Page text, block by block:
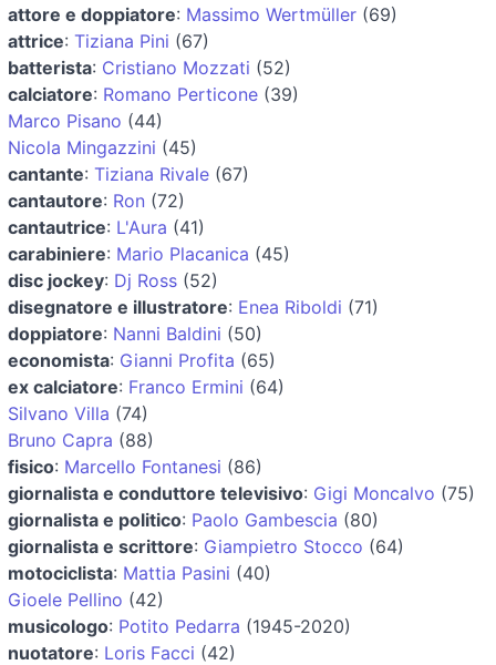
attore e doppiatore: Massimo Wertmüller (69)
attrice: Tiziana Pini (67)
batterista: Cristiano Mozzati (52)
calciatore: Romano Perticone (39)
Marco Pisano (44)
Nicola Mingazzini (45)
cantante: Tiziana Rivale (67)
cantautore: Ron (72)
cantautrice: L'Aura (41)
carabiniere: Mario Placanica (45)
disc jockey: Dj Ross (52)
disegnatore e illustratore: Enea Riboldi (71)
doppiatore: Nanni Baldini (50)
economista: Gianni Profita (65)
ex calciatore: Franco Ermini (64)
Silvano Villa (74)
Bruno Capra (88)
fisico: Marcello Fontanesi (86)
giornalista e conduttore televisivo: Gigi Moncalvo (75)
giornalista e politico: Paolo Gambescia (80)
giornalista e scrittore: Giampietro Stocco (64)
motociclista: Mattia Pasini (40)
Gioele Pellino (42)
musicologo: Potito Pedarra (1945-2020)
nuotatore: Loris Facci (42)